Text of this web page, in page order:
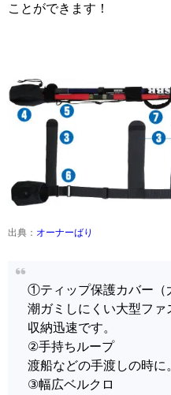
ことができます！
出典： オーナーばり
①ティップ保護カバー（
潮ガミしにくい大型ファ
収納迅速です。
②手持ちループ
渡船などの手渡しの時に
③幅広ベルクロ